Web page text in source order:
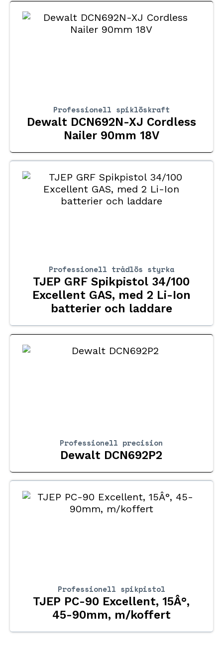
Professionell spiklöskraft
Dewalt DCN692N-XJ Cordless
Nailer 90mm 18V
Professionell trådlös styrka
TJEP GRF Spikpistol 34/100
Excellent GAS, med 2 Li-Ion
batterier och laddare
Professionell precision
Dewalt DCN692P2
Professionell spikpistol
TJEP PC-90 Excellent, 15Â°,
45-90mm, m/koffert